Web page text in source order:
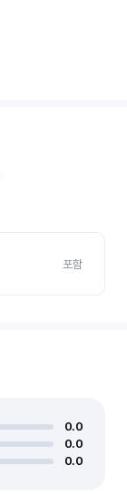
포함
0.0
0.0
0.0